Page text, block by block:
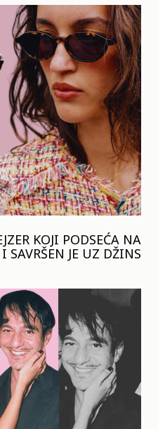
KOJI PODSEĆA NA
SAVRŠEN JE UZ DŽINS